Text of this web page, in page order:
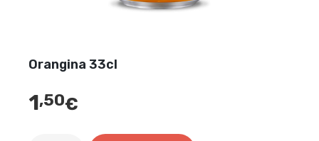
Orangina 33cl
1,50€